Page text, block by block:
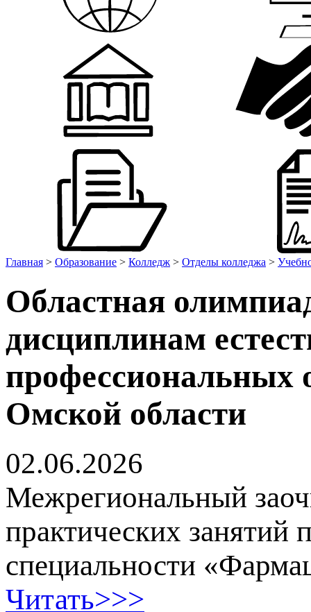
Главная > Образование > Колледж > Отделы колледжа >
Областная
дисциплинам
профессиональных
Омской области
02.06.2026
Межрегиональный
практических
специальности
Читать>>>